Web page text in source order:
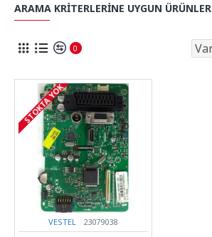
ARAMA KRITERLERINE UYGUN ÜRÜNLER
0
STOKTA YOK
VESTEL 23079038